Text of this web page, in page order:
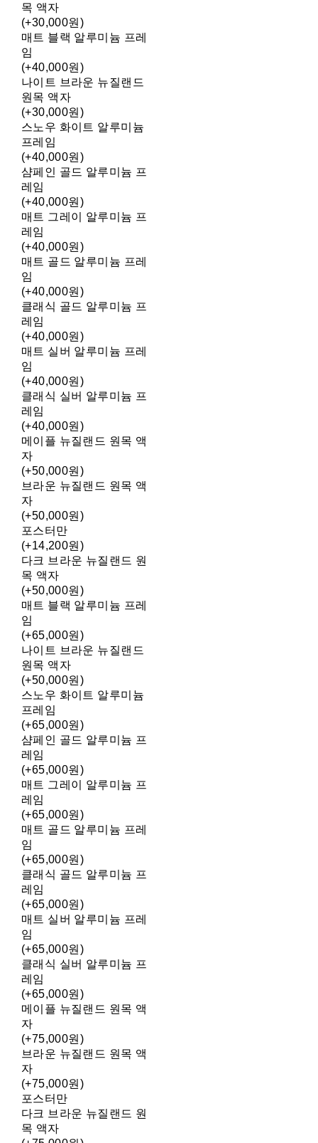
목 액자
(+30,000원)
매트 블랙 알루미늄 프레
임
(+40,000원)
나이트 브라운 뉴질랜드
원목 액자
(+30,000원)
스노우 화이트 알루미늄
프레임
(+40,000원)
샴페인 골드 알루미늄 프
레임
(+40,000원)
매트 그레이 알루미늄 프
레임
(+40,000원)
매트 골드 알루미늄 프레
임
(+40,000원)
클래식 골드 알루미늄 프
레임
(+40,000원)
매트 실버 알루미늄 프레
임
(+40,000원)
클래식 실버 알루미늄 프
레임
(+40,000원)
메이플 뉴질랜드 원목 액
자
(+50,000원)
브라운 뉴질랜드 원목 액
자
(+50,000원)
포스터만
(+14,200원)
다크 브라운 뉴질랜드 원
목 액자
(+50,000원)
매트 블랙 알루미늄 프레
임
(+65,000원)
나이트 브라운 뉴질랜드
원목 액자
(+50,000원)
스노우 화이트 알루미늄
프레임
(+65,000원)
샴페인 골드 알루미늄 프
레임
(+65,000원)
매트 그레이 알루미늄 프
레임
(+65,000원)
매트 골드 알루미늄 프레
임
(+65,000원)
클래식 골드 알루미늄 프
레임
(+65,000원)
매트 실버 알루미늄 프레
임
(+65,000원)
클래식 실버 알루미늄 프
레임
(+65,000원)
메이플 뉴질랜드 원목 액
자
(+75,000원)
브라운 뉴질랜드 원목 액
자
(+75,000원)
포스터만
다크 브라운 뉴질랜드 원
목 액자